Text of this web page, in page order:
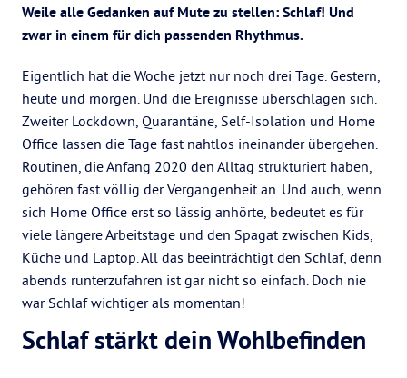
Weile alle Gedanken auf Mute zu stellen: Schlaf! Und
zwar in einem für dich passenden Rhythmus.
Eigentlich hat die Woche jetzt nur noch drei Tage. Gestern,
heute und morgen. Und die Ereignisse überschlagen sich.
Zweiter Lockdown, Quarantäne, Self-Isolation und Home
Office lassen die Tage fast nahtlos ineinander übergehen.
Routinen, die Anfang 2020 den Alltag strukturiert haben,
gehören fast völlig der Vergangenheit an. Und auch, wenn
sich Home Office erst so lässig anhörte, bedeutet es für
viele längere Arbeitstage und den Spagat zwischen Kids,
Küche und Laptop. All das beeinträchtigt den Schlaf, denn
abends runterzufahren ist gar nicht so einfach. Doch nie
war Schlaf wichtiger als momentan!
Schlaf stärkt dein Wohlbefinden